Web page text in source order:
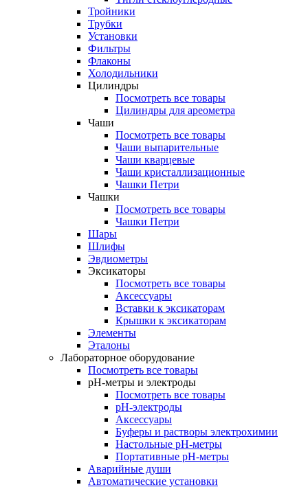
Тройники
Трубки
Установки
Фильтры
Флаконы
Холодильники
Цилиндры
Посмотреть все товары
Цилиндры для ареометра
Чаши
Посмотреть все товары
Чаши выпарительные
Чаши кварцевые
Чаши кристаллизационные
Чашки Петри
Чашки
Посмотреть все товары
Чашки Петри
Шары
Шлифы
Эвдиометры
Эксикаторы
Посмотреть все товары
Аксессуары
Вставки к эксикаторам
Крышки к эксикаторам
Элементы
Эталоны
Лабораторное оборудование
Посмотреть все товары
pH-метры и электроды
Посмотреть все товары
pH-электроды
Аксессуары
Буферы и растворы электрохимии
Настольные рН-метры
Портативные рН-метры
Аварийные души
Автоматические установки